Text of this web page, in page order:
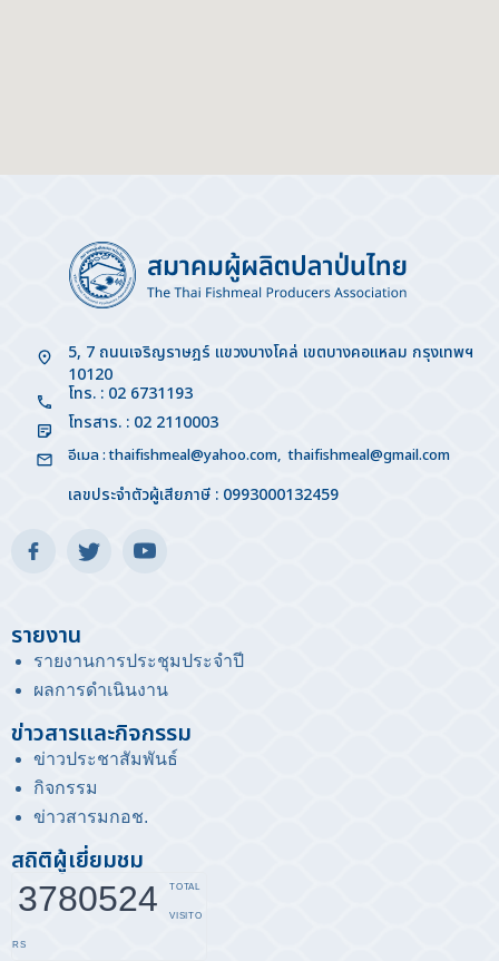
5, 7 ถนนเจริญราษฎร์ แขวงบางโคล่ เขตบางคอแหลม กรุงเทพฯ
10120
โทร. : 02 6731193
โทรสาร. : 02 2110003
อีเมล :thaifishmeal@yahoo.com,thaifishmeal@gmail.com
เลขประจำตัวผู้เสียภาษี : 0993000132459
รายงาน
รายงานการประชุมประจำปี
ผลการดำเนินงาน
ข่าวสารและกิจกรรม
ข่าวประชาสัมพันธ์
กิจกรรม
ข่าวสารมกอช.
สถิติผู้เยี่ยมชม
3780524 TOTAL
VISITO
RS